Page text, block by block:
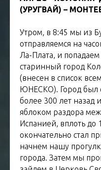
(УРУГВАЙ) –
Утром, в 8:45 мы из
отправляемся на
Ла-Плата, и попадаем
старинный город
(внесен в список
ЮНЕСКО). Город был
более 300 лет назад
яблоком раздора
Испанией, вплоть до
окончательно стал
начнем нашу
города. Затем мы